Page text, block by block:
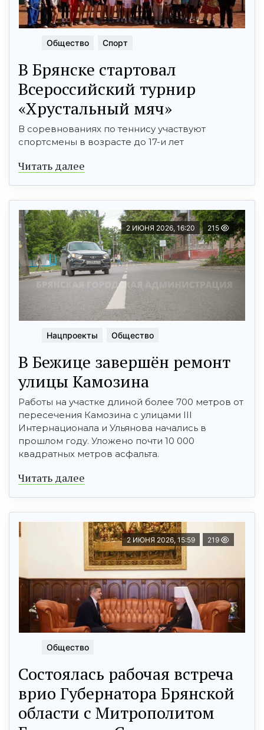
Общество Спорт
В Брянске стартовал
Всероссийский турнир
«Хрустальный мяч»
В соревнованиях по теннису участвуют
спортсмены в возрасте до 17-и лет
Читать далее
2 ИЮНЯ 2026, 16:20 215
Нацпроекты Общество
В Бежице завершён ремонт
улицы Камозина
Работы на участке длиной более 700 метров от
пересечения Камозина с улицами III
Интернационала и Ульянова начались в
прошлом году. Уложено почти 10 000
квадратных метров асфальта.
Читать далее
2 ИЮНЯ 2026, 15:59 219
Общество
Состоялась рабочая встреча
врио Губернатора Брянской
области с Митрополитом